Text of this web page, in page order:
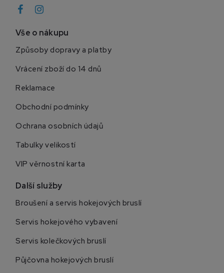
Vše o nákupu
Způsoby dopravy a platby
Vrácení zboží do 14 dnů
Reklamace
Obchodní podmínky
Ochrana osobních údajů
Tabulky velikostí
VIP věrnostní karta
Další služby
Broušení a servis hokejových bruslí
Servis hokejového vybavení
Servis kolečkových bruslí
Půjčovna hokejových bruslí